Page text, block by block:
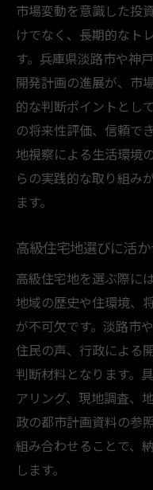
市場変動を意識した投
けでなく、長期的なト
す。兵庫県淡路市や神
開発計画の進展が、市
的な判断ポイントとし
の将来性評価、信頼で
地視察による生活環境
らの実践的な取り組み
ます。
高級住宅地選びに活
高級住宅地を選ぶ際に
地域の歴史や住環境、
が不可欠です。淡路市
住民の声、行政による
判断材料となります。
アリング、現地調査、
政の都市計画資料の参
組み合わせることで、
します。